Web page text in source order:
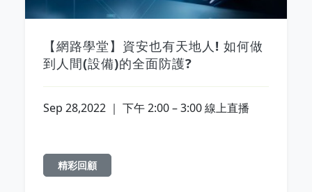
【網路學堂】資安也有天地人! 如何做
到人間(設備)的全面防護?
Sep 28,2022 ｜ 下午 2:00 – 3:00 線上直播
精彩回顧